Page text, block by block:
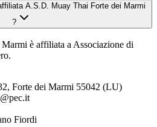
A.S.D. Muay Thai Forte dei Marmi
?
è affiliata a Associazione di
Forte dei Marmi 55042 (LU)
Fiordi